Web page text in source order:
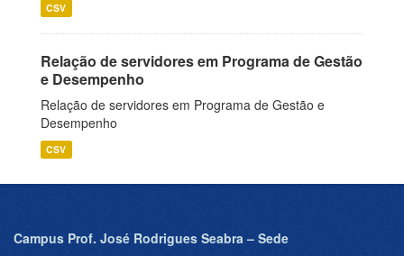
CSV
Relação de servidores em Programa de Gestão
e Desempenho
Relação de servidores em Programa de Gestão e
Desempenho
CSV
Campus Prof. José Rodrigues Seabra – Sede